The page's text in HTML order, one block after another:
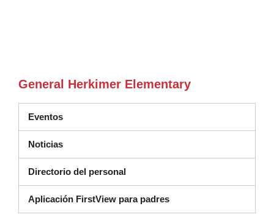
General Herkimer Elementary
Eventos
Noticias
Directorio del personal
Aplicación FirstView para padres